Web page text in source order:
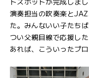
演奏担当の吹奏楽と
た。みんないい子たち
つい父親目線で応援し
あれば、こういったプ